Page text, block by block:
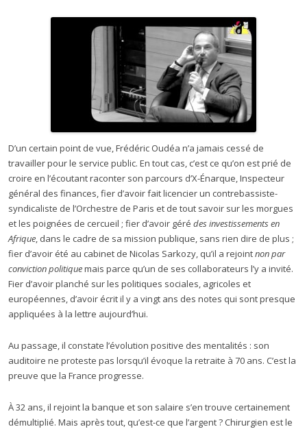
D’un certain point de vue, Frédéric Oudéa n’a jamais cessé de
travailler pour le service public. En tout cas, c’est ce qu’on est prié de
croire en l’écoutant raconter son parcours d’X-Énarque, Inspecteur
général des finances, fier d’avoir fait licencier un contrebassiste-
syndicaliste de l’Orchestre de Paris et de tout savoir sur les morgues
et les poignées de cercueil ; fier d’avoir géré des investissements en
Afrique, dans le cadre de sa mission publique, sans rien dire de plus ;
fier d’avoir été au cabinet de Nicolas Sarkozy, qu’il a rejointnon par
conviction politiquemais parce qu’un de ses collaborateurs l’y a invité.
Fier d’avoir planché sur les politiques sociales, agricoles et
européennes, d’avoir écrit il y a vingt ans des notes qui sont presque
appliquées à la lettre aujourd’hui.
Au passage, il constate l’évolution positive des mentalités : son
auditoire ne proteste pas lorsqu’il évoque la retraite à 70 ans. C’est la
preuve que la France progresse.
À 32 ans, il rejoint la banque et son salaire s’en trouve certainement
démultiplié. Mais après tout, qu’est-ce que l’argent ? Chirurgien est le